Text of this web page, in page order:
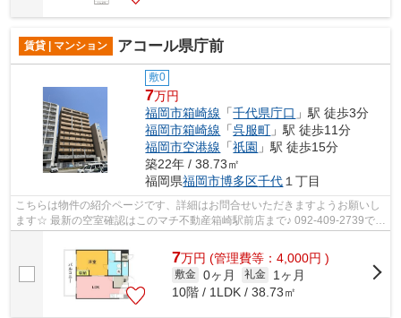
賃貸 | マンション アコール県庁前
敷0
7万円
福岡市箱崎線 「千代県庁口 」駅 徒歩3分
福岡市箱崎線 「呉服町 」駅 徒歩11分
福岡市空港線 「祇園 」駅 徒歩15分
築22年 / 38.73㎡
福岡県福岡市博多区千代 １丁目
こちらは物件の紹介ページです、詳細はお問合せいただきますようお願いし
ます☆ 最新の空室確認はこのマチ不動産箱崎駅前店まで♪ 092-409-2739で
7万円 (管理費等：4,000円 )
敷金 0ヶ月 礼金
1ヶ月
10階 / 1LDK / 38.73㎡